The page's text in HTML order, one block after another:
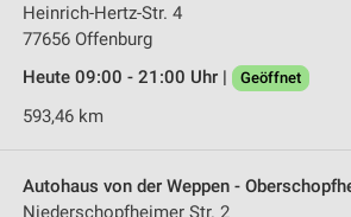
Heinrich-Hertz-Str. 4
77656 Offenburg
Heute 09:00 - 21:00 Uhr |
Geöffnet
593,46 km
Autohaus von der Weppen -
Niederschopfheimer Str. 2